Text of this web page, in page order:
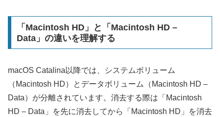
「Macintosh HD」と「Macintosh HD –
Data」の違いを理解する
macOS Catalina以降では、システムボリューム
（Macintosh HD）とデータボリューム（Macintosh HD –
Data）が分離されています。消去する際は「Macintosh
HD – Data」を先に消去してから「Macintosh HD」を消去